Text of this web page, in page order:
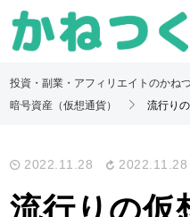
投資・副業・アフィリエイトのかね
暗号資産（仮想通貨）
流行り
2022.11.28 2022.11.28
流行りの仮